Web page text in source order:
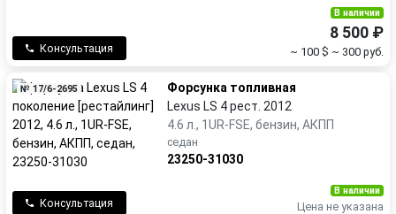
Консультация
В наличии
8 500 ₽
~ 100 $ ~ 300 руб.
№ 17/6-2695
Форсунка топливная
Lexus LS 4 рест. 2012
4.6 л., 1UR-FSE, бензин, АКПП
седан
23250-31030
Консультация
В наличии
Цена не указана